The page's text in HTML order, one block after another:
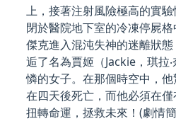
上，接著注射風險極高的實
閉於醫院地下室的冷凍停屍格
傑克進入混沌失神的迷離狀
逅了名為賈姬（Jackie，琪拉
憐的女子。在那個時空中，
在四天後死亡，而他必須在
扭轉命運，拯救未來！(劇情